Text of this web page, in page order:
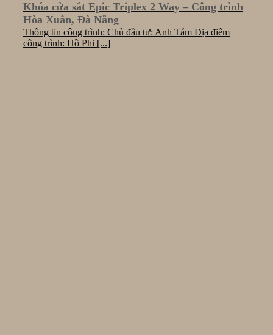
Khóa cửa sắt Epic Triplex 2 Way – Công trình
Hòa Xuân, Đà Nẵng
Thông tin công trình: Chủ đầu tư: Anh Tám Địa điểm
công trình: Hồ Phi [...]